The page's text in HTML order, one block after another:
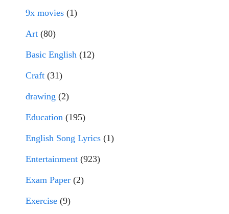
9x movies (1)
Art (80)
Basic English (12)
Craft (31)
drawing (2)
Education (195)
English Song Lyrics (1)
Entertainment (923)
Exam Paper (2)
Exercise (9)